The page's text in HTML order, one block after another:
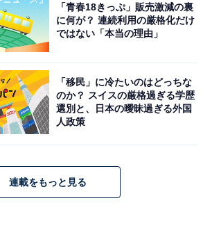
ニック 電池式 鼻毛カッター エチケッ
眉毛 ヒゲ 耳 父の日 ER-NGNB2-K
定】
Amazonで見る
DJ55-W」
「青春18きっぷ」販売激減の裏
に何が？ 連続利用の厳格化だけ
ではない「本当の理由」
「移民」に冷たいのはどっちな
のか？ スイスの厳格過ぎる学歴
選別と、日本の曖昧過ぎる外国
人政策
連載をもっと見る